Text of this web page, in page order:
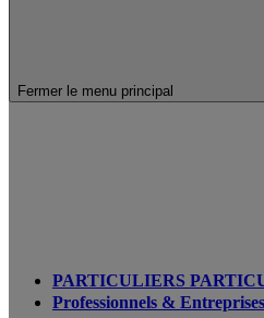
Fermer le menu principal
PARTICULIERS
Professionnels & Entreprises